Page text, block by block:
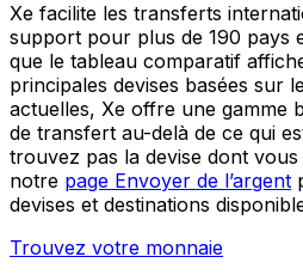
Xe facilite les transferts
support pour plus de 190 pays
que le tableau comparatif
principales devises basées sur
actuelles, Xe offre une gamme
de transfert au-delà de ce qui
trouvez pas la devise dont
notre page Envoyer de l’argent
devises et destinations
Trouvez votre monnaie